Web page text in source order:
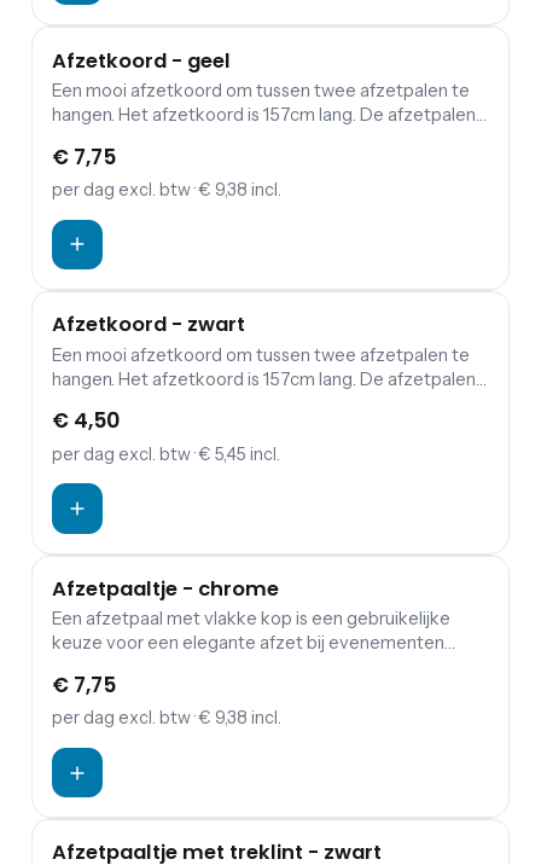
Afzetkoord - geel
Een mooi afzetkoord om tussen twee afzetpalen te
hangen. Het afzetkoord is 157cm lang. De afzetpalen
maar vooral mooie binnenkomst op jouw evenement
bezorgen? Combineer de koorden en palen met een
€ 7,75
per dag excl. btw· € 9,38 incl.
Afzetkoord - zwart
Een mooi afzetkoord om tussen twee afzetpalen te
hangen. Het afzetkoord is 157cm lang. De afzetpalen
maar vooral mooie binnenkomst op jouw evenement
bezorgen? Combineer de koorden en palen met een
€ 4,50
per dag excl. btw· € 5,45 incl.
Afzetpaaltje - chrome
Een afzetpaal met vlakke kop is een gebruikelijke
keuze voor een elegante afzet bij evenementen
Aan deze afzetpaal kunnen afzetkoorden worden
bevestigd. Deze paal kan binnen en in beperkte mate
roestvrij staal. De paal is voorzien van een verzwaarde
voet waardoor hij ook bij zwaarder weer recht blijft
staan.
€ 7,75
per dag excl. btw· € 9,38 incl.
Afzetpaaltje met treklint - zwart